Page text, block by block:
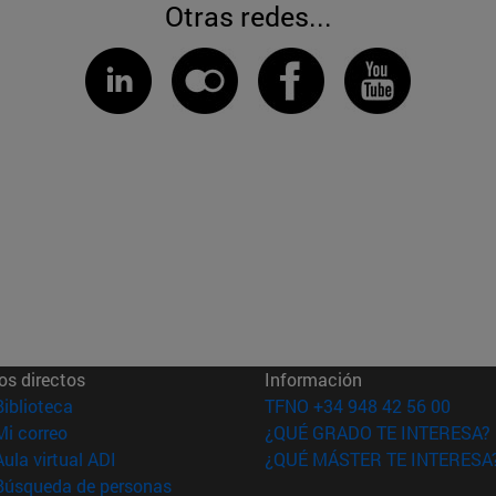
Otras redes...
directos
(abre en nueva ventana)
correo(abre en nueva ventana)
virtual ADI (abre en nueva ventana)
de personas(abre en nueva ventana)
Información
TFNO +34 948 42 56 00
¿QUÉ GRADO TE INTERESA?
¿QUÉ MÁSTER TE